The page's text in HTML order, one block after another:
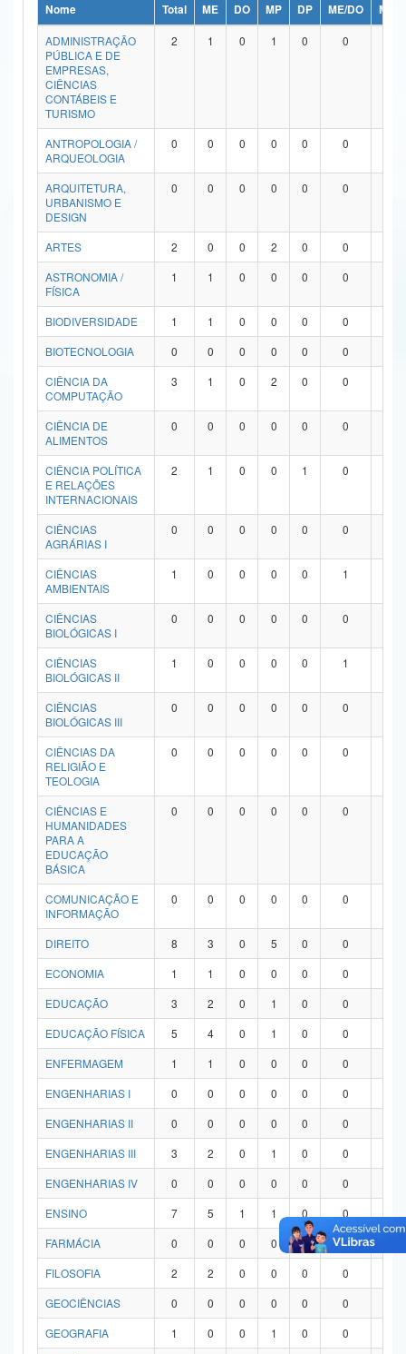
Ministério da Ciência, Tecnologia, Inovações e Comunicações
Ministério do Meio Ambiente
Ministério do Turismo
Ministério do Desenvolvimento Regional
Controladoria-Geral da União
Ministério da Mulher, da Família e dos Direitos Humanos
Secretaria de Governo
Advocacia-Geral da União
Banco Central do Brasil
Nome Total ME DO MP DP ME/DO
MP/
ADMINISTRAÇÃO
PÚBLICA E DE
EMPRESAS,
CIÊNCIAS
CONTÁBEIS E
TURISMO
2 1 0 1 0 0
ANTROPOLOGIA /
ARQUEOLOGIA
0 0 0 0 0 0
ARQUITETURA,
URBANISMO E
DESIGN
0 0 0 0 0 0
ARTES 2 0 0 2 0 0
ASTRONOMIA /
FÍSICA
1 1 0 0 0 0
BIODIVERSIDADE 1 1 0 0 0 0
BIOTECNOLOGIA
0 0 0 0 0 0
CIÊNCIA DA
COMPUTAÇÃO
3 1 0 2 0 0
CIÊNCIA DE
ALIMENTOS
0 0 0 0 0 0
CIÊNCIA POLÍTICA
E RELAÇÕES
INTERNACIONAIS
2 1 0 0 1 0
CIÊNCIAS
AGRÁRIAS I
0 0 0 0 0 0
CIÊNCIAS
AMBIENTAIS
1 0 0 0 0 1
CIÊNCIAS
BIOLÓGICAS I
0 0 0 0 0 0
CIÊNCIAS
BIOLÓGICAS II
1 0 0 0 0 1
CIÊNCIAS
BIOLÓGICAS III
0 0 0 0 0 0
CIÊNCIAS DA
RELIGIÃO E
TEOLOGIA
0 0 0 0 0 0
CIÊNCIAS E
HUMANIDADES
PARA A
EDUCAÇÃO
BÁSICA
0 0 0 0 0 0
COMUNICAÇÃO E
INFORMAÇÃO
0 0 0 0 0 0
DIREITO 8 3 0 5 0 0
ECONOMIA
1 1 0 0 0 0
EDUCAÇÃO
3 2 0 1 0 0
EDUCAÇÃO FÍSICA
5 4 0 1 0 0
ENFERMAGEM
1 1 0 0 0 0
ENGENHARIAS I
0 0 0 0 0 0
ENGENHARIAS II
0 0 0 0 0 0
ENGENHARIAS III
3 2 0 1 0 0
ENGENHARIAS IV
0 0 0 0 0 0
ENSINO
7 5 1 1 0 0
FARMÁCIA
0 0 0 0 0 0
FILOSOFIA
2 2 0 0 0 0
GEOCIÊNCIAS
0 0 0 0 0 0
GEOGRAFIA
1 0 0 1 0 0